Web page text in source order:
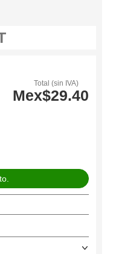
Total (sin IVA)
Mex$29.40